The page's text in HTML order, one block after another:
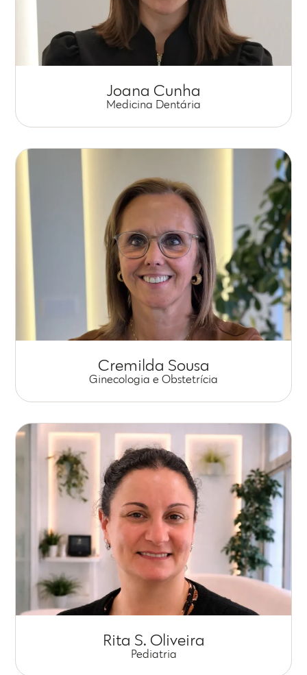
Joana Cunha
Medicina Dentária
Cremilda Sousa
Ginecologia e Obstetrícia
Rita S. Oliveira
Pediatria